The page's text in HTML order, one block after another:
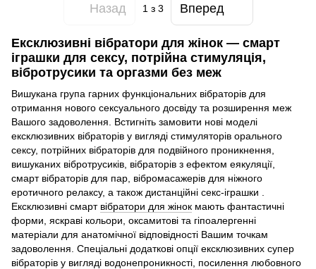
Назад 1з 3 Вперед
Ексклюзивні вібратори для жінок — смарт
іграшки для сексу, потрійна стимуляція,
вібротрусики та оргазми без меж
Вишукана група гарних функціональних вібраторів для
отримання нового сексуального досвіду та розширення меж
Вашого задоволення. Встигніть замовити нові моделі
ексклюзивних вібраторів у вигляді стимуляторів орального
сексу, потрійних вібраторів для подвійного проникнення,
вишуканих вібротрусиків, вібраторів з ефектом еякуляції,
смарт вібраторів для пар, вібромасажерів для ніжного
еротичного релаксу, а також дистанційні секс-іграшки .
Ексклюзивні смарт вібратори для жінок мають фантастичні
форми, яскраві кольори, оксамитові та гіпоалергенні
матеріали для анатомічної відповідності Вашим точкам
задоволення. Спеціальні додаткові опції ексклюзивних супер
вібраторів у вигляді водонепроникності, посилення любовного